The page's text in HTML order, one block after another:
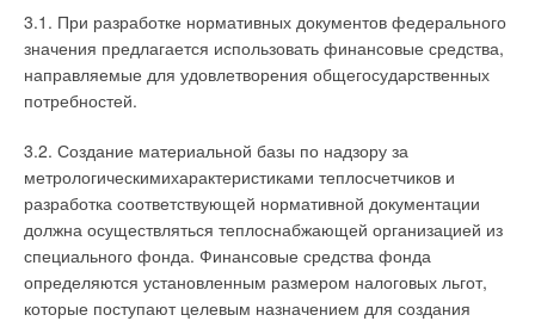
3.1. При разработке нормативных документов федерального
значения предлагается использовать финансовые средства,
направляемые для удовлетворения общегосударственных
потребностей.
3.2. Создание материальной базы по надзору за
метрологическимихарактеристиками теплосчетчиков и
разработка соответствующей нормативной документации
должна осуществляться теплоснабжающей организацией из
специального фонда. Финансовые средства фонда
определяются установленным размером налоговых льгот,
которые поступают целевым назначением для создания